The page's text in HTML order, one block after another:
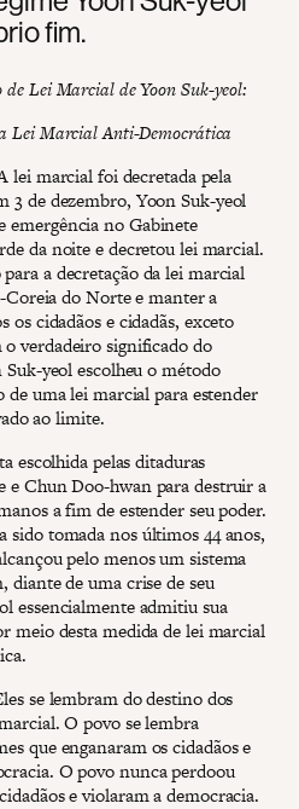
fim.
Lei Marcial de Yoon Suk-yeol:
Lei Marcial Anti-Democrática
lei marcial foi decretada pela
3 de dezembro, Yoon Suk-yeol
emergência no Gabinete
da noite e decretou lei marcial.
a decretação da lei marcial
do Norte e manter a
cidadãos e cidadãs, exceto
verdadeiro significado do
yeol escolheu o método
uma lei marcial para estender
ao limite.
escolhida pelas ditaduras
e Chun Doo-hwan para destruir a
a fim de estender seu poder.
sido tomada nos últimos 44 anos,
pelo menos um sistema
de uma crise de seu
essencialmente admitiu sua
meio desta medida de lei marcial
se lembram do destino dos
O povo se lembra
que enganaram os cidadãos e
O povo nunca perdoou
e violaram a democracia.